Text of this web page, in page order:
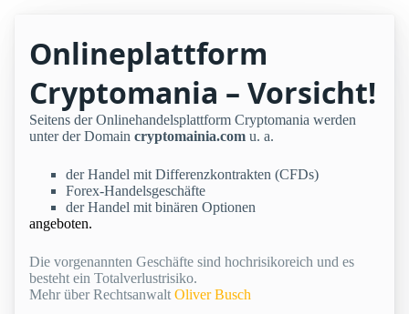
Onlineplattform
Cryptomania – Vorsicht!
Seitens der Onlinehandelsplattform Cryptomania werden
unter der Domain cryptomainia.com u. a.
der Handel mit Differenzkontrakten (CFDs)
Forex-Handelsgeschäfte
der Handel mit binären Optionen
angeboten.
Die vorgenannten Geschäfte sind hochrisikoreich und es
besteht ein Totalverlustrisiko.
Mehr über Rechtsanwalt Oliver Busch